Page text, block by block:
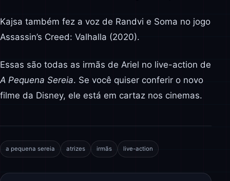
Kajsa também fez a voz de Randvi e Soma no jogo
Assassin’s Creed: Valhalla (2020).
Essas são todas as irmãs de Ariel no live-action de
A Pequena Sereia. Se você quiser conferir o novo
filme da Disney, ele está em cartaz nos cinemas.
a pequena sereia atrizes irmãs live-action